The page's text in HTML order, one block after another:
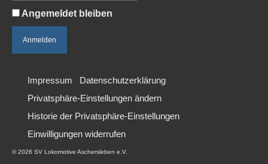
Angemeldet bleiben
Impressum
Datenschutzerklärung
Privatsphäre-Einstellungen ändern
Historie der Privatsphäre-Einstellungen
Einwilligungen widerrufen
© 2026 SV Lokomotive Aschersleben e.V.